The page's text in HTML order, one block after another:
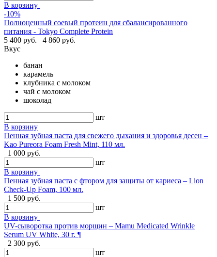
В корзину
-10%
Полноценный соевый протеин для сбалансированного
питания - Tokyo Complete Protein
5 400 руб.
4 860 руб.
Вкус
банан
карамель
клубника с молоком
чай с молоком
шоколад
шт
В корзину
Пенная зубная паста для свежего дыхания и здоровья десен –
Kao Pureora Foam Fresh Mint, 110 мл.
1 000 руб.
шт
В корзину
Пенная зубная паста с фтором для защиты от кариеса – Lion
Check-Up Foam, 100 мл.
1 500 руб.
шт
В корзину
UV-сыворотка против морщин – Mamu Medicated Wrinkle
Serum UV White, 30 г. ¶
2 300 руб.
шт